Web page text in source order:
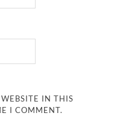
IN THIS
I COMMENT.